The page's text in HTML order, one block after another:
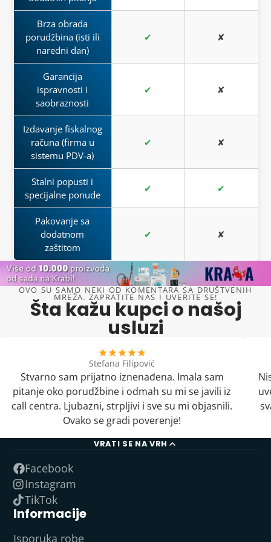
Brza obrada
porudžbina (isti ili
naredni dan)
✔ ✘
Garancija
ispravnosti i
saobraznosti
✔ ✘
Izdavanje fiskalnog
računa (firma u
sistemu PDV-a)
✔ ✘
Stalni popusti i
specijalne ponude
✔ ✔
Pakovanje sa
dodatnom
zaštitom
✔ ✘
OVO SU SAMO NEKI OD KOMENTARA SA DRUŠTVENIH
MREŽA. ZAPRATITE NAS I UVERITE SE!
Šta kažu kupci o našoj
usluzi
Stefana Filipović
Stvarno sam prijatno iznenađena. Imala sam
pitanje oko porudžbine i odmah su mi se javili iz
call centra. Ljubazni, strpljivi i sve su mi objasnili.
Ovako se gradi poverenje!
VRATI SE NA VRH
Facebook
Instagram
TikTok
Informacije
Isporuka robe